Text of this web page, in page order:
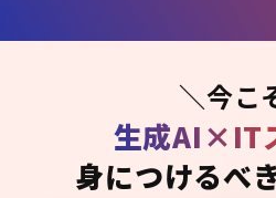
＼今こ
生成AI×IT
身につけるべ